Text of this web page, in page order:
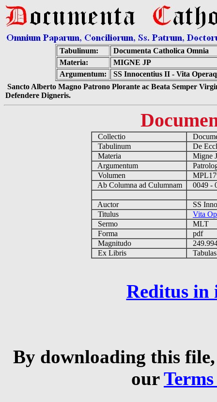
Tabulinum:
Documenta Catholica Omnia
Materia:
MIGNE JP
Argumentum:
SS Innocentius II - Vita
Sancto Alberto Magno Patrono Plorante ac Beata Semper
Defendere Digneris.
Collectio
Tabulinum
De
Materia
Migne
Argumentum
Volumen
Ab Columna ad Culumnam
0049 -
Auctor
SS
Titulus
Vita
Sermo
MLT
Forma
pdf
Magnitudo
Ex Libris
Reditus in
By downloading this
our